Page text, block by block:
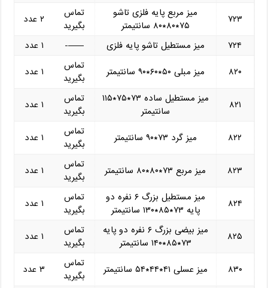
۷۲۳
میز مربع پایه فلزی تاشو
۷۵*۸۰*۸۰ سانتیمتر
تماس
بگیرید
۲ عدد
۷۲۴
میز مستطیل تاشو پایه فلزی ——-
۱ عدد
۸۲۰
میز مبلی ۵۰*۶۰*۹۰ سانتیمتر
تماس
بگیرید
۱ عدد
۸۲۱
میز مستطیل ساده ۷۳*۷۵*۱۱۵
سانتیمتر
تماس
بگیرید
۱ عدد
۸۲۲ میز گرد ۷۳*۹۰ سانتیمتر
تماس
بگیرید
۱ عدد
۸۲۳ میز مربع ۷۳*۸۰*۸۰ سانتیمتر
تماس
بگیرید
۱ عدد
۸۲۴
میز مستطیل بزرگ ۶ نفره دو
پایه ۷۳*۸۵*۱۳۰ سانتیمتر
تماس
بگیرید
۱ عدد
۸۲۵
میز بیضی بزرگ ۶ نفره دو پایه
۷۳*۸۵*۱۴۰ سانتیمتر
تماس
بگیرید
۱ عدد
۸۳۰ میز عسلی ۴۱*۴۴*۵۴ سانتیمتر
تماس
بگیرید
۳ عدد